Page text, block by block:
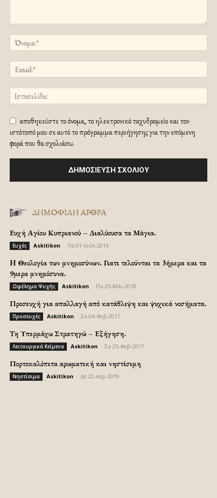
αποθηκεύστε το όνομα, το ηλεκτρονικό ταχυδρομείο και τον
ιστότοπό μου σε αυτό το πρόγραμμα περιήγησης για την επόμενη
φορά που θα σχολιάσω.
ΔΗΜΟΦΙΛΗ ΑΡΘΡΑ
Ευχή Αγίου Κυπριανού – Διαλύουσα τα Μάγια.
Ευχές Askitikon Πα 01-Ιούλ-2016
H Θεολογία των μνημοσύνων. Γιατι τελούνται τα 3ήμερα και τα
9μερα μνημόσυνα.
Ωφέλημα Ψυχής Askitikon Πα 25-Μάι-2018
Προσευχή για απαλλαγή από κατάθλιψη και ψυχικά νοσήματα.
Προσευχές Askitikon Σα 04-Φεβ-2017
Τη Υπερμάχω Στρατηγώ – Εξήγηση.
Λειτουργικά Κείμενα Askitikon Σα 25-Φεβ-2017
Πορτοκαλόπιτα αρωματική και νηστίσιμη
Νηστίσιμα Askitikon Δε 22-Απρ-2019